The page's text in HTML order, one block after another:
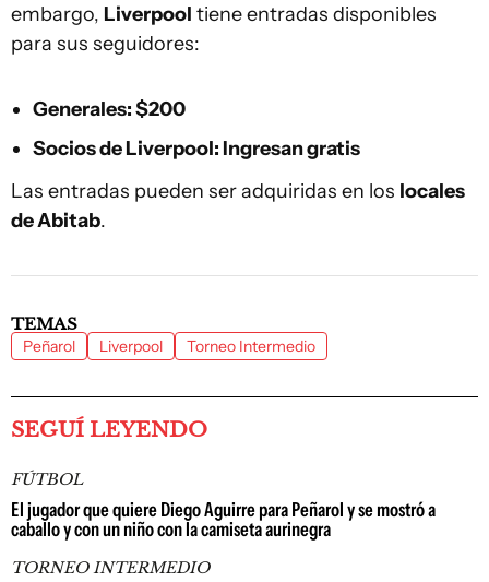
embargo, Liverpool tiene entradas disponibles
para sus seguidores:
Generales: $200
Socios de Liverpool: Ingresan gratis
Las entradas pueden ser adquiridas en los locales
de Abitab.
TEMAS
Peñarol Liverpool Torneo Intermedio
SEGUÍ LEYENDO
FÚTBOL
El jugador que quiere Diego Aguirre para Peñarol y se mostró a
caballo y con un niño con la camiseta aurinegra
TORNEO INTERMEDIO